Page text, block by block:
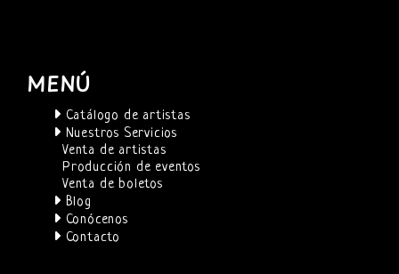
MENÚ
Catálogo de artistas
Nuestros Servicios
Venta de artistas
Producción de eventos
Venta de boletos
Blog
Conócenos
Contacto